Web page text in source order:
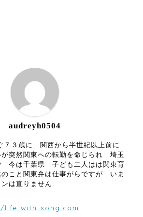
audreyh0504
７３歳に 関西から半世紀以上前に
突然関東への転勤を命じられ 埼玉
今は千葉県 子ども二人はは関東育
こと関東弁は仕事がらですが いま
は直りません
with-song.com